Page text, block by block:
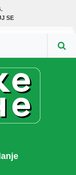
SE